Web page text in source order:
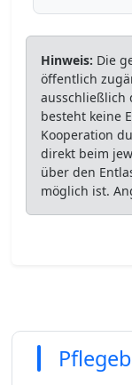
Hinweis: Die
öffentlich
ausschließlich
besteht keine
Kooperation
direkt beim
über den
möglich ist.